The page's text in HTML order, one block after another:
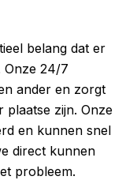
belang dat er
Onze 24/7
ander en zorgt
plaatse zijn. Onze
en kunnen snel
direct kunnen
probleem.